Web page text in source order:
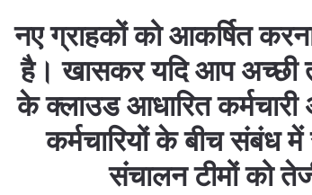
नए ग्राहकों को आकर्षित
है। खासकर यदि आप अच्छी
के क्लाउड आधारित
कर्मचारियों के बीच संबंध
संचालन टीमों को